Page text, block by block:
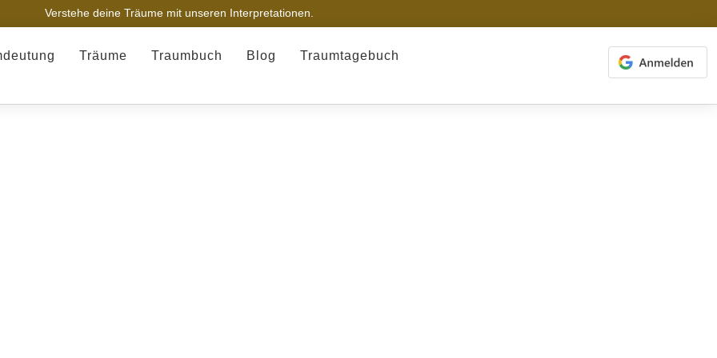
Verstehe deine Träume mit unseren Interpretationen.
Träume Traumbuch Blog Traumtagebuch